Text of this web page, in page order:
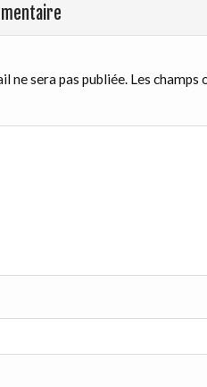
ne sera pas publiée. Les champs